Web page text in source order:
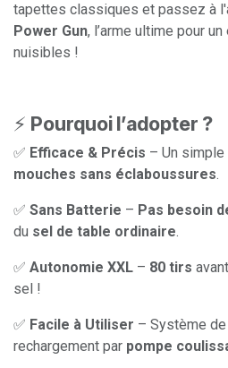
tapettes classiques et passez à
Power Gun, l’arme ultime pour
nuisibles !
⚡ Pourquoi l’adopter ?
✅ Efficace & Précis – Un
mouches sans éclaboussures.
✅ Sans Batterie – Pas besoin
du sel de table ordinaire.
✅ Autonomie XXL – 80 tirs
sel !
✅ Facile à Utiliser – Système de
rechargement par pompe